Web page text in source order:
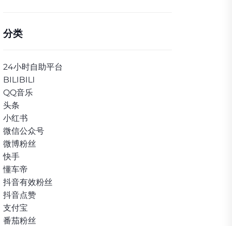
分类
24小时自助平台
BILIBILI
QQ音乐
头条
小红书
微信公众号
微博粉丝
快手
懂车帝
抖音有效粉丝
抖音点赞
支付宝
番茄粉丝